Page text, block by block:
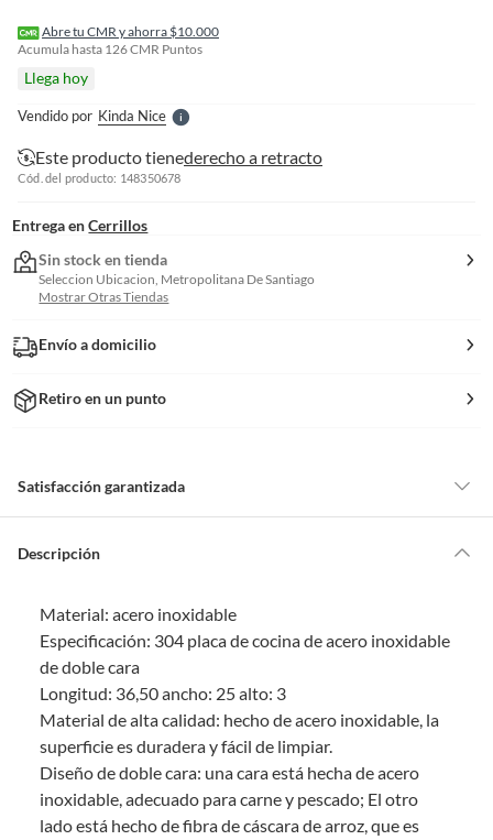
Abre tu CMR y ahorra $10.000
Acumula hasta 126CMR Puntos
Llega hoy
Vendido por Kinda NiceS
e
r
Este producto tienederecho a retracto
Cód. del producto: 148350678
Entrega en Cerrillos
Sin stock en tienda
Seleccion Ubicacion, Metropolitana De Santiago
Mostrar Otras Tiendas
Envío a domicilio
Retiro en un punto
Satisfacción garantizada
de la compra.
comprado por internet y que hay ciertas categorías que no tienen este
derecho:
Productos que, por su naturaleza, no puedan ser devueltos,
puedan deteriorarse o caducar con rapidez.
Confeccionados a la medida.
De uso personal.
En sodimac.cl te damos 30 días desde que recibes el producto . Debe
estar en perfecto estado, con todas sus etiquetas y sin uso, tal como te lo
entregamos.
Descripción
Material: acero inoxidable
Especificación: 304 placa de cocina de acero inoxidable
de doble cara
Longitud: 36,50 ancho: 25 alto: 3
Material de alta calidad: hecho de acero inoxidable, la
superficie es duradera y fácil de limpiar.
Diseño de doble cara: una cara está hecha de acero
inoxidable, adecuado para carne y pescado; El otro
lado está hecho de fibra de cáscara de arroz, que es